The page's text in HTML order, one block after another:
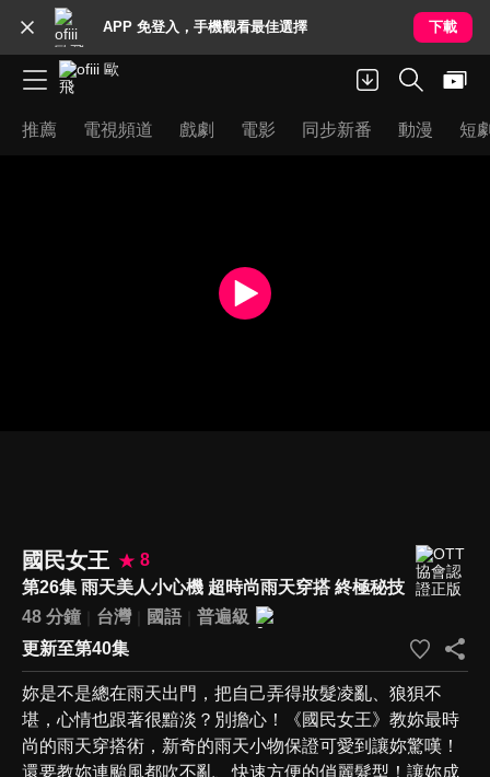
APP 免登入，手機觀看最佳選擇 下載
推薦 電視頻道 戲劇 電影 同步新番 動漫 短
國民女王
8
第26集 雨天美人小心機 超時尚雨天穿搭 終極秘技
48 分鐘
台灣 國語
普遍級
更新至第40集
妳是不是總在雨天出門，把自己弄得妝髮凌亂、狼狽不
堪，心情也跟著很黯淡？別擔心！《國民女王》教妳最時
尚的雨天穿搭術，新奇的雨天小物保證可愛到讓妳驚嘆！
還要教妳連颱風都吹不亂、快速方便的俏麗髮型！讓妳成